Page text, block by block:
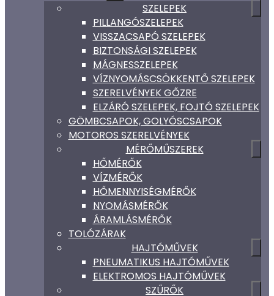
SZELEPEK
PILLANGÓSZELEPEK
VISSZACSAPÓ SZELEPEK
BIZTONSÁGI SZELEPEK
MÁGNESSZELEPEK
VÍZNYOMÁSCSÖKKENTŐ SZELEPEK
SZERELVÉNYEK GŐZRE
ELZÁRÓ SZELEPEK, FOJTÓ SZELEPEK
GÖMBCSAPOK, GOLYÓSCSAPOK
MOTOROS SZERELVÉNYEK
MÉRŐMŰSZEREK
HŐMÉRŐK
VÍZMÉRŐK
HŐMENNYISÉGMÉRŐK
NYOMÁSMÉRŐK
ÁRAMLÁSMÉRŐK
TOLÓZÁRAK
HAJTÓMŰVEK
PNEUMATIKUS HAJTÓMŰVEK
ELEKTROMOS HAJTÓMŰVEK
SZŰRŐK